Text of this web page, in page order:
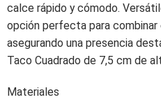
calce rápido y cómodo.
opción perfecta para
asegurando una presencia
Taco Cuadrado de 7,5 cm de
Materiales